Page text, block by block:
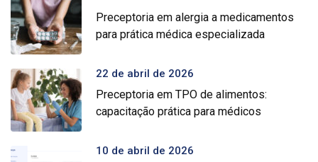
Preceptoria em alergia a medicamentos
para prática médica especializada
22 de abril de 2026
Preceptoria em TPO de alimentos:
capacitação prática para médicos
10 de abril de 2026